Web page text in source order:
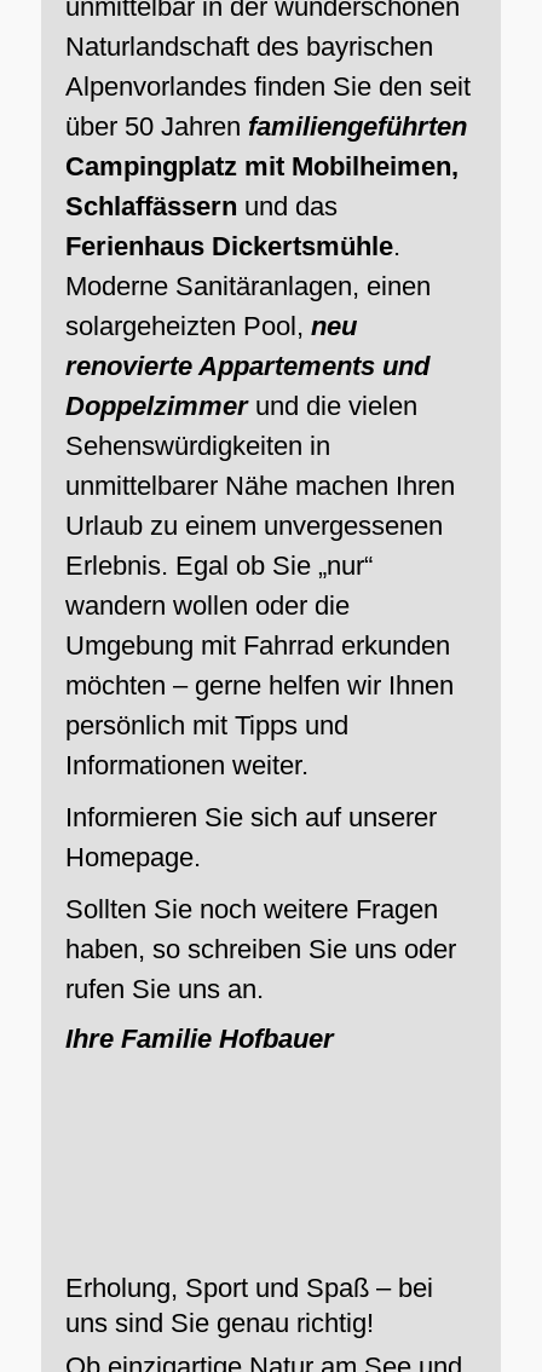
unmittelbar in der wunderschönen
Naturlandschaft des bayrischen
Alpenvorlandes finden Sie den seit
über 50 Jahren familiengeführten
Campingplatz mit Mobilheimen,
Schlaffässern und das
Ferienhaus Dickertsmühle.
Moderne Sanitäranlagen, einen
solargeheizten Pool, neu
renovierte Appartements und
Doppelzimmerund die vielen
Sehenswürdigkeiten in
unmittelbarer Nähe machen Ihren
Urlaub zu einem unvergessenen
Erlebnis. Egal ob Sie „nur“
wandern wollen oder die
Umgebung mit Fahrrad erkunden
möchten – gerne helfen wir Ihnen
persönlich mit Tipps und
Informationen weiter.
Informieren Sie sich auf unserer
Homepage.
Sollten Sie noch weitere Fragen
haben, so schreiben Sie uns oder
rufen Sie uns an.
Ihre Familie Hofbauer
Erholung, Sport und Spaß – bei
uns sind Sie genau richtig!